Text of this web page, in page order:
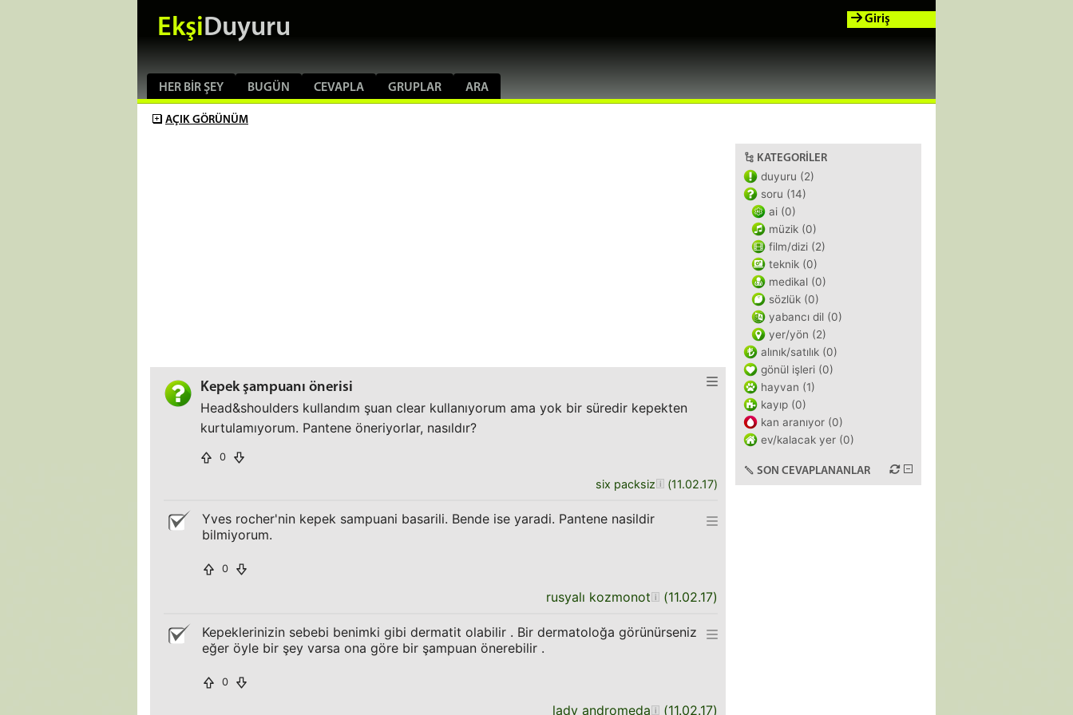
EkşiDuyuru
HER BIR ŞEY BUGÜN CEVAPLA GRUPLAR ARA
Giriş
AÇIK GÖRÜNÜM
Kepek şampuanı önerisi
Head&shoulders kullandım şuan clear kullanıyorum ama yok bir süredir kepekten
kurtulamıyorum. Pantene öneriyorlar, nasıldır?
0
six packsiz (11.02.17)
Yves rocher'nin kepek sampuani basarili. Bende ise yaradi. Pantene nasildir
bilmiyorum.
0
rusyalı kozmonot (11.02.17)
Kepeklerinizin sebebi benimki gibi dermatit olabilir . Bir dermatoloğa görünürseniz
eğer öyle bir şey varsa ona göre bir şampuan önerebilir .
0
lady andromeda (11.02.17)
KATEGORILER
duyuru (2)
soru (14)
ai (0)
müzik (0)
film/dizi (2)
teknik (0)
medikal (0)
sözlük (0)
yabancı dil (0)
yer/yön (2)
alınık/satılık (0)
gönül işleri (0)
hayvan (1)
kayıp (0)
kan aranıyor (0)
ev/kalacak yer (0)
SON CEVAPLANANLAR